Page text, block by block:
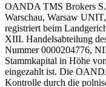
OANDA TMS Brokers
Warschau, Warsaw
registriert beim
XIII. Handelsabteilung
Nummer 0000204776,
Stammkapital in Höhe
eingezahlt ist. Die
Kontrolle durch die